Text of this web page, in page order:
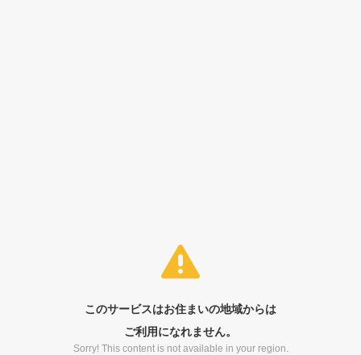
このサービスはお住まいの地域からは
ご利用になれません。
Sorry! This content is not available in your region.